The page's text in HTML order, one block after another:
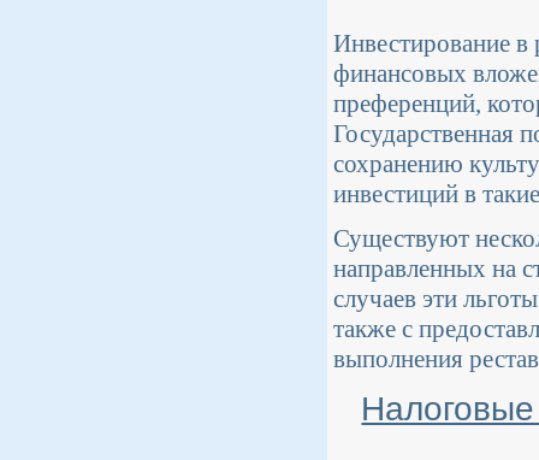
Инвестирование в
финансовых
преференций,
Государственная
сохранению
инвестиций в
Существуют
направленных на
случаев эти
также с
выполнения